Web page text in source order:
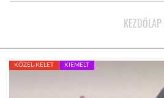
KEZDŐLAP
KÖZEL-KELET KIEMELT